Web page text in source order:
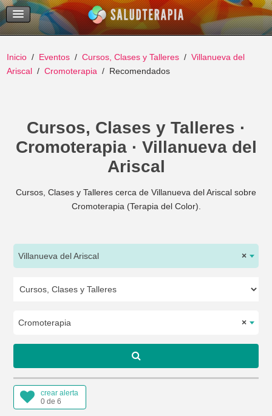
Temas Recientes
Buscar
Inicio Eventos Cursos, Clases y Talleres
Villanueva del
Ariscal
Cromoterapia Recomendados
Cursos, Clases y Talleres ·
Cromoterapia · Villanueva del
Ariscal
Cursos, Clases y Talleres cerca de Villanueva del Ariscal sobre
Cromoterapia (Terapia del Color).
×
Villanueva del Ariscal
×
Cromoterapia
crear alerta
0 de 6